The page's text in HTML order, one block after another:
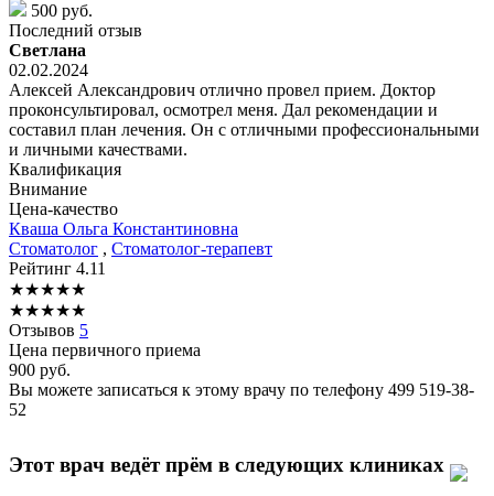
500 руб.
Последний отзыв
Светлана
02.02.2024
Алексей Александрович отлично провел прием. Доктор
проконсультировал, осмотрел меня. Дал рекомендации и
составил план лечения. Он с отличными профессиональными
и личными качествами.
Квалификация
Внимание
Цена-качество
Кваша Ольга Константиновна
Стоматолог , Стоматолог-терапевт
Рейтинг 4.11
★★★★★
★★★★★
Отзывов 5
Цена первичного приема
900 руб.
Вы можете записаться к этому врачу по телефону 499 519-38-
52
Этот врач ведёт прём в следующих клиниках